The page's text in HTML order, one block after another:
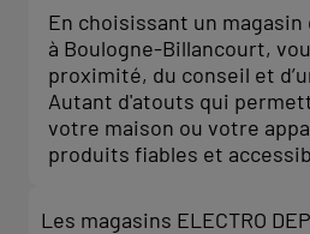
En choisissant un magasin
à Boulogne-Billancourt,
proximité, du conseil et
Autant d'atouts qui
votre maison ou votre
produits fiables et
Les magasins ELECTRO